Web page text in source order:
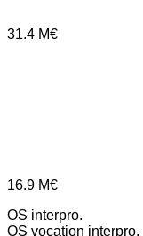
31.4 M€
16.9 M€
OS interpro.
OS vocation interpro.